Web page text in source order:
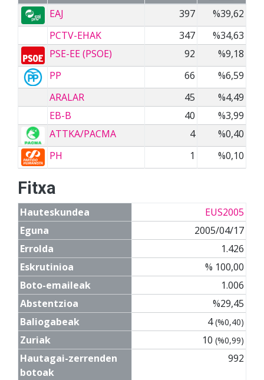
EAJ
397
%39,62
PCTV-EHAK
347
%34,63
PSE-EE (PSOE)
92
%9,18
PP
66
%6,59
ARALAR
45
%4,49
EB-B
40
%3,99
ATTKA/PACMA
4
%0,40
PH
1 %0,10
Fitxa
Hauteskundea
EUS2005
Eguna
2005/04/17
Errolda
1.426
Eskrutinioa
% 100,00
Boto-emaileak
1.006
Abstentzioa
%29,45
Baliogabeak
4(%0,40)
Zuriak 10 (%0,99)
Hautagai-zerrenden
botoak
992